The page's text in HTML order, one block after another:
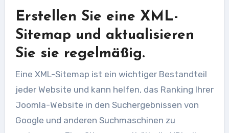
Erstellen Sie eine XML-
Sitemap und aktualisieren
Sie sie regelmäßig.
Eine XML-Sitemap ist ein wichtiger Bestandteil
jeder Website und kann helfen, das Ranking Ihrer
Joomla-Website in den Suchergebnissen von
Google und anderen Suchmaschinen zu